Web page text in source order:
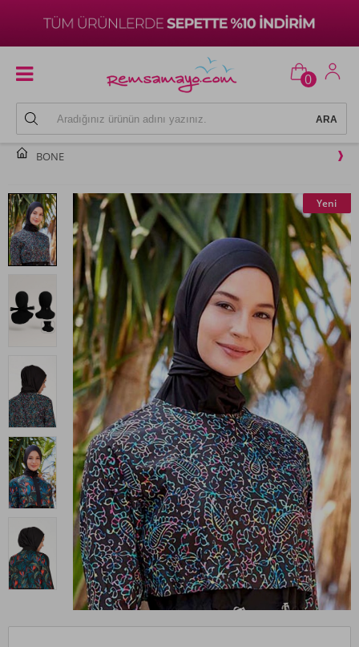
0
BONE
Yeni